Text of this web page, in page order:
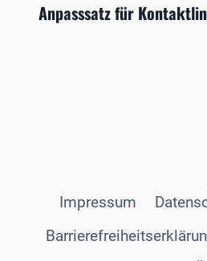
Anpasssatz für
Impressum